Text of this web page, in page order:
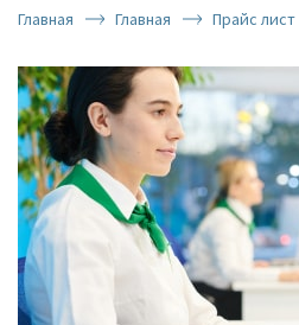
Главная Главная Прайс лист